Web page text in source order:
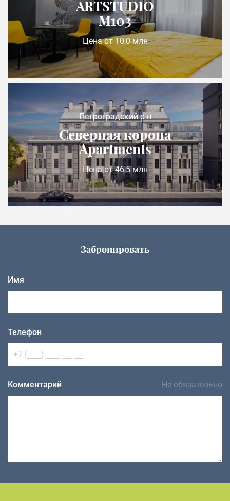
ARTSTUDIO
М103
Цена от 10,0 млн
Петроградский р-н
Северная корона
Apartments
Цена от 46,5 млн
Забронировать
Имя
Телефон
Комментарий Не обязательно